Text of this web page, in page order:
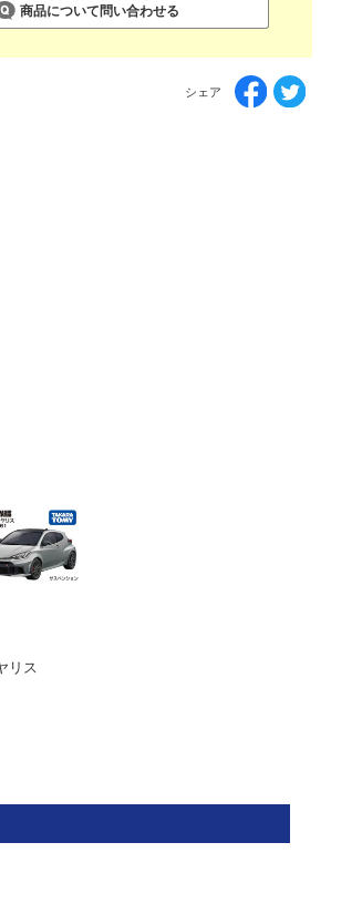
商品について問い合わせる
シェア
リス